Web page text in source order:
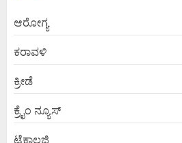
ಆರೋಗ್ಯ
ಕರಾವಳಿ
ಕ್ರೀಡೆ
ಕ್ರೈಂ ನ್ಯೂಸ್
ಟೆಕ್ನಾಲಜಿ